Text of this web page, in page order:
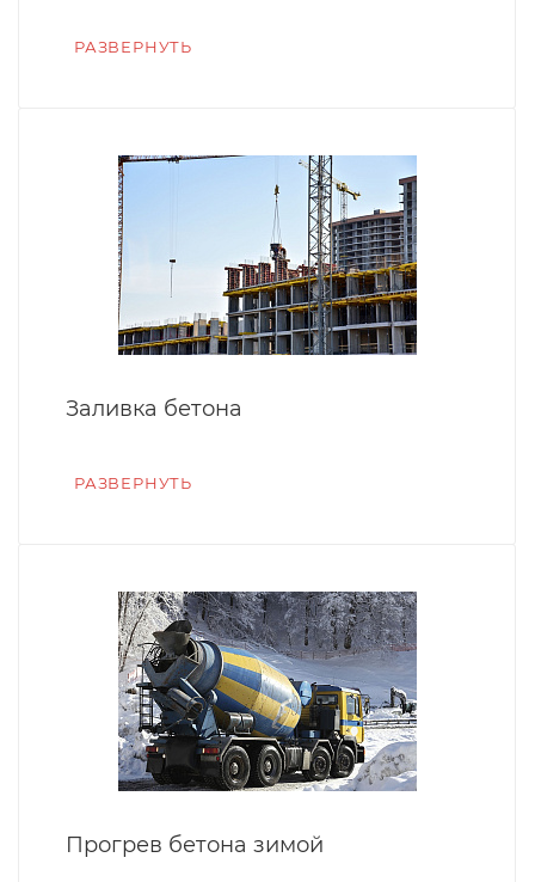
РАЗВЕРНУТЬ
Заливка бетона
РАЗВЕРНУТЬ
Прогрев бетона зимой